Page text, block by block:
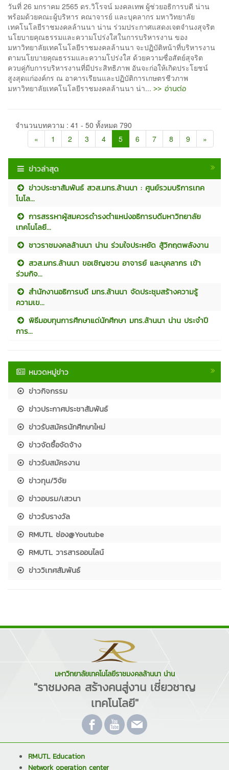
วันที่ 26 มกราคม 2565 ดร.วิโรจน์ มงคลเทพ ผู้ช่วยอธิการบดี น่าน
พร้อมด้วยคณะผู้บริหาร คณาจารย์ และบุคลากร มหาวิทยาลัย
เทคโนโลยีราชมงคลล้านนา น่าน ร่วมประกาศแสดงเจตจำนงสุจริต
นโยบายคุณธรรมและความโปร่งใสในการบริหารงาน ของ
มหาวิทยาลัยเทคโนโลยีราชมงคลล้านนา จะปฏิบัติหน้าที่บริหารงาน
ตามนโยบายคุณธรรมและความโปร่งใส ด้วยความซื่อสัตย์สุจริต
ควบคู่กับการบริหารงานที่มีประสิทธิภาพ อันจะก่อให้เกิดประโยชน์
สูงสุดแก่องค์กร ณ อาคารเรียนและปฏิบัติการเกษตรชีวภาพ
มหาวิทยาลัยเทคโนโลยีราชมงคลล้านนา น่า... >> อ่านต่อ
จำนวนบทความ : 41 - 50 ทั้งหมด 790
«
1 2 3 4 5 6 7 8 9 »
ข่าวล่าสุด
ข่าวประชาสัมพันธ์ สวส.มทร.ล้านนา : ศูนย์รวมบริการเทค
โนโล...
การสรรหาผู้สมควรดำรงตำแหน่งอธิการบดีมหาวิทยาลัย
เทคโนโลยี...
ชาวราชมงคลล้านนา น่าน ร่วมใจประหยัด สู้วิกฤตพลังงาน
สวส.มทร.ล้านนา ขอเชิญชวน อาจารย์ และบุคลากร เข้า
ร่วมกิจ...
สำนักงานอธิการบดี มทร.ล้านนา จัดประชุมสร้างความรู้
ความเข...
พิธีมอบทุนการศึกษาแด่นักศึกษา มทร.ล้านนา น่าน ประจำปี
การ...
หมวดหมู่ข่าว
ข่าวกิจกรรม
ข่าวประกาศประชาสัมพันธ์
ข่าวรับสมัครนักศึกษาใหม่
ข่าวจัดซื้อจัดจ้าง
ข่าวรับสมัครงาน
ข่าวทุน/วิจัย
ข่าวอบรม/เสวนา
ข่าวรับรางวัล
RMUTL ช่อง@Youtube
RMUTL วารสารออนไลน์
ข่าววิเทศสัมพันธ์
มหาวิทยาลัยเทคโนโลยีราชมงคลล้านนา น่าน
"ราชมงคล สร้างคนสู่งาน เชี่ยวชาญ
เทคโนโลยี"
RMUTL Education
Network operation center